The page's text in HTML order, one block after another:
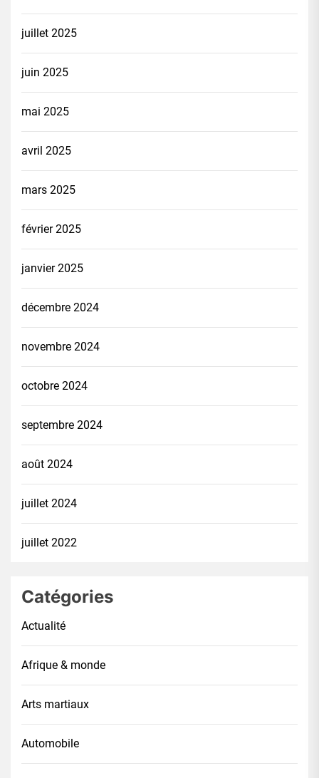
juillet 2025
juin 2025
mai 2025
avril 2025
mars 2025
février 2025
janvier 2025
décembre 2024
novembre 2024
octobre 2024
septembre 2024
août 2024
juillet 2024
juillet 2022
Catégories
Actualité
Afrique & monde
Arts martiaux
Automobile